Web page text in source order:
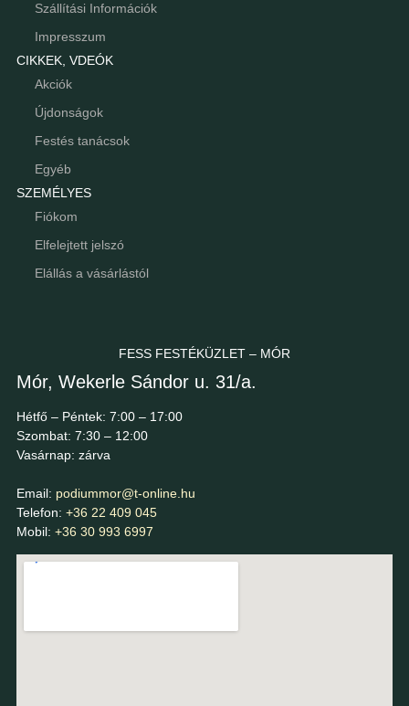
Szállítási Információk
Impresszum
CIKKEK, VDEÓK
Akciók
Újdonságok
Festés tanácsok
Egyéb
SZEMÉLYES
Fiókom
Elfelejtett jelszó
Elállás a vásárlástól
FESS FESTÉKÜZLET – MÓR
Mór, Wekerle Sándor u. 31/a.
Hétfő – Péntek: 7:00 – 17:00
Szombat: 7:30 – 12:00
Vasárnap: zárva
Email: podiummor@t-online.hu
Telefon: +36 22 409 045
Mobil: +36 30 993 6997